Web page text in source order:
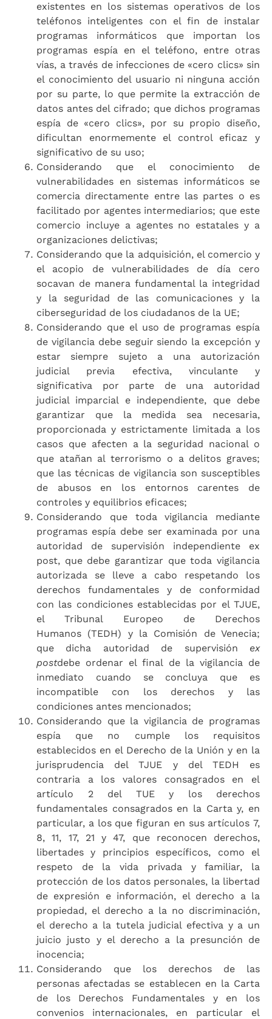
existentes en los sistemas operativos de los
teléfonos inteligentes con el fin de instalar
programas informáticos que importan los
programas espía en el teléfono, entre otras
vías, a través de infecciones de «cero clics» sin
el conocimiento del usuario ni ninguna acción
por su parte, lo que permite la extracción de
datos antes del cifrado; que dichos programas
espía de «cero clics», por su propio diseño,
dificultan enormemente el control eficaz y
significativo de su uso;
Considerando que el conocimiento de
vulnerabilidades en sistemas informáticos se
comercia directamente entre las partes o es
facilitado por agentes intermediarios; que este
comercio incluye a agentes no estatales y a
organizaciones delictivas;
Considerando que la adquisición, el comercio y
el acopio de vulnerabilidades de día cero
socavan de manera fundamental la integridad
y la seguridad de las comunicaciones y la
ciberseguridad de los ciudadanos de la UE;
Considerando que el uso de programas espía
de vigilancia debe seguir siendo la excepción y
estar siempre sujeto a una autorización
judicial previa efectiva, vinculante y
significativa por parte de una autoridad
judicial imparcial e independiente, que debe
garantizar que la medida sea necesaria,
proporcionada y estrictamente limitada a los
casos que afecten a la seguridad nacional o
que atañan al terrorismo o a delitos graves;
que las técnicas de vigilancia son susceptibles
de abusos en los entornos carentes de
controles y equilibrios eficaces;
Considerando que toda vigilancia mediante
programas espía debe ser examinada por una
autoridad de supervisión independiente ex
post, que debe garantizar que toda vigilancia
autorizada se lleve a cabo respetando los
derechos fundamentales y de conformidad
con las condiciones establecidas por el TJUE,
el Tribunal Europeo de Derechos
Humanos (TEDH) y la Comisión de Venecia;
que dicha autoridad de supervisión ex
postdebe ordenar el final de la vigilancia de
inmediato cuando se concluya que es
incompatible con los derechos y las
condiciones antes mencionados;
Considerando que la vigilancia de programas
espía que no cumple los requisitos
establecidos en el Derecho de la Unión y en la
jurisprudencia del TJUE y del TEDH es
contraria a los valores consagrados en el
artículo 2 del TUE y los derechos
fundamentales consagrados en la Carta y, en
particular, a los que figuran en sus artículos 7,
8, 11, 17, 21 y 47, que reconocen derechos,
libertades y principios específicos, como el
respeto de la vida privada y familiar, la
protección de los datos personales, la libertad
de expresión e información, el derecho a la
propiedad, el derecho a la no discriminación,
el derecho a la tutela judicial efectiva y a un
juicio justo y el derecho a la presunción de
inocencia;
Considerando que los derechos de las
personas afectadas se establecen en la Carta
de los Derechos Fundamentales y en los
convenios internacionales, en particular el